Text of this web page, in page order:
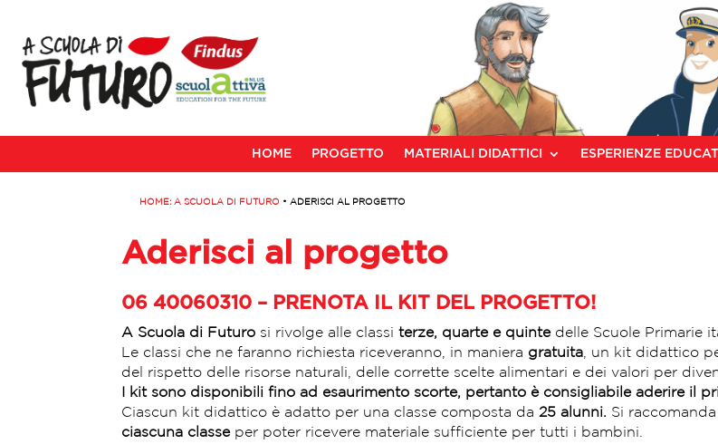
HOME PROGETTO MATERIALI DIDATTICI ESPERIENZE
HOME: A SCUOLA DI FUTURO • ADERISCI AL PROGETTO
Aderisci al progetto
06 40060310 – PRENOTA IL KIT DEL PROGETTO!
A Scuola di Futuro si rivolge alle classiterze, quarte e quintedelle Scuole Primarie
Le classi che ne faranno richiesta riceveranno, in maniera gratuita , un kit didattico
del rispetto delle risorse naturali, delle corrette scelte alimentari e dei valori per
I kit sono disponibili fino ad esaurimento scorte, pertanto è consigliabile aderire il
Ciascun kit didattico è adatto per una classe composta da 25 alunni. Si
ciascuna classeper poter ricevere materiale sufficiente per tutti i bambini.